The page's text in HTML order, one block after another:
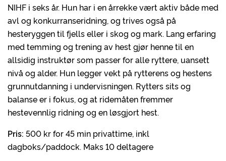
NIHF i seks år. Hun har i en årrekke vært aktiv både med
avl og konkurranseridning, og trives også på
hesteryggen til fjells eller i skog og mark. Lang erfaring
med temming og trening av hest gjør henne til en
allsidig instruktør som passer for alle ryttere, uansett
nivå og alder. Hun legger vekt på rytterens og hestens
grunnutdanning i undervisningen. Rytters sits og
balanse er i fokus, og at ridemåten fremmer
hestevennlig ridning og en løsgjort hest.
Pris: 500 kr for 45 min privattime, inkl
dagboks/paddock. Maks 10 deltagere